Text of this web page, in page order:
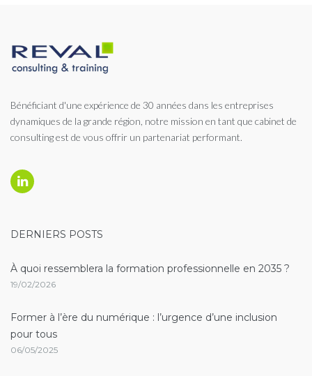
Bénéficiant d'une expérience de 30 années dans les entreprises
dynamiques de la grande région, notre mission en tant que cabinet de
consulting est de vous offrir un partenariat performant.
DERNIERS POSTS
À quoi ressemblera la formation professionnelle en 2035 ?
19/02/2026
Former à l’ère du numérique : l’urgence d’une inclusion
pour tous
06/05/2025